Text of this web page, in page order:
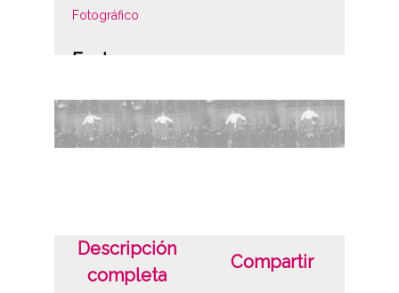
Fotográfico
Fecha
Materia
Luis Montoya Pérez
Pedro Elorza Rodríguez
Descripción
completa
Compartir